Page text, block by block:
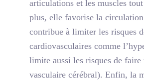
articulations et les muscles
plus, elle favorise la
contribue à limiter les risques
cardiovasculaires comme
limite aussi les risques de
vasculaire cérébral). Enfin, la